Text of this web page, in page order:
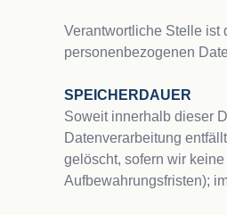
Verantwortliche Stelle ist
personenbezogenen
SPEICHERDAUER
Soweit innerhalb dieser
Datenverarbeitung
gelöscht, sofern wir
Aufbewahrungsfristen);